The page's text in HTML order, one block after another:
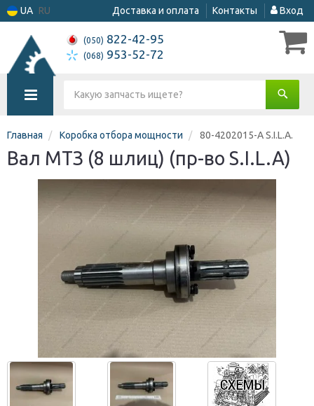
UA RU Доставка и оплата Контакты Вход
(050) 822-42-95
(068) 953-52-72
Главная Коробка отбора мощности 80-4202015-А S.I.L.A.
Вал МТЗ (8 шлиц) (пр-во S.I.L.A)